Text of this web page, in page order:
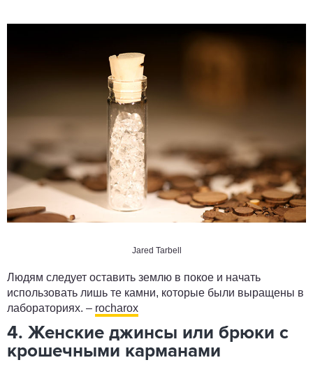
Jared Tarbell
Людям следует оставить землю в покое и начать
использовать лишь те камни, которые были выращены в
лабораториях. – rocharox
4. Женские джинсы или брюки с
крошечными карманами